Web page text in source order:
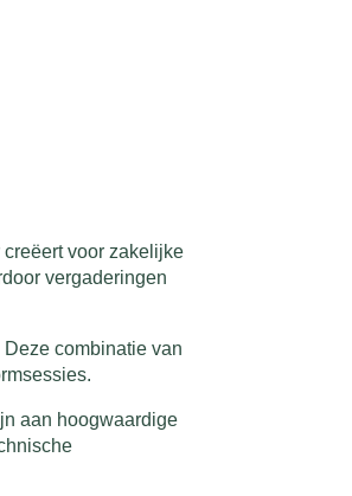
voor zakelijke
vergaderingen
combinatie van
aan hoogwaardige